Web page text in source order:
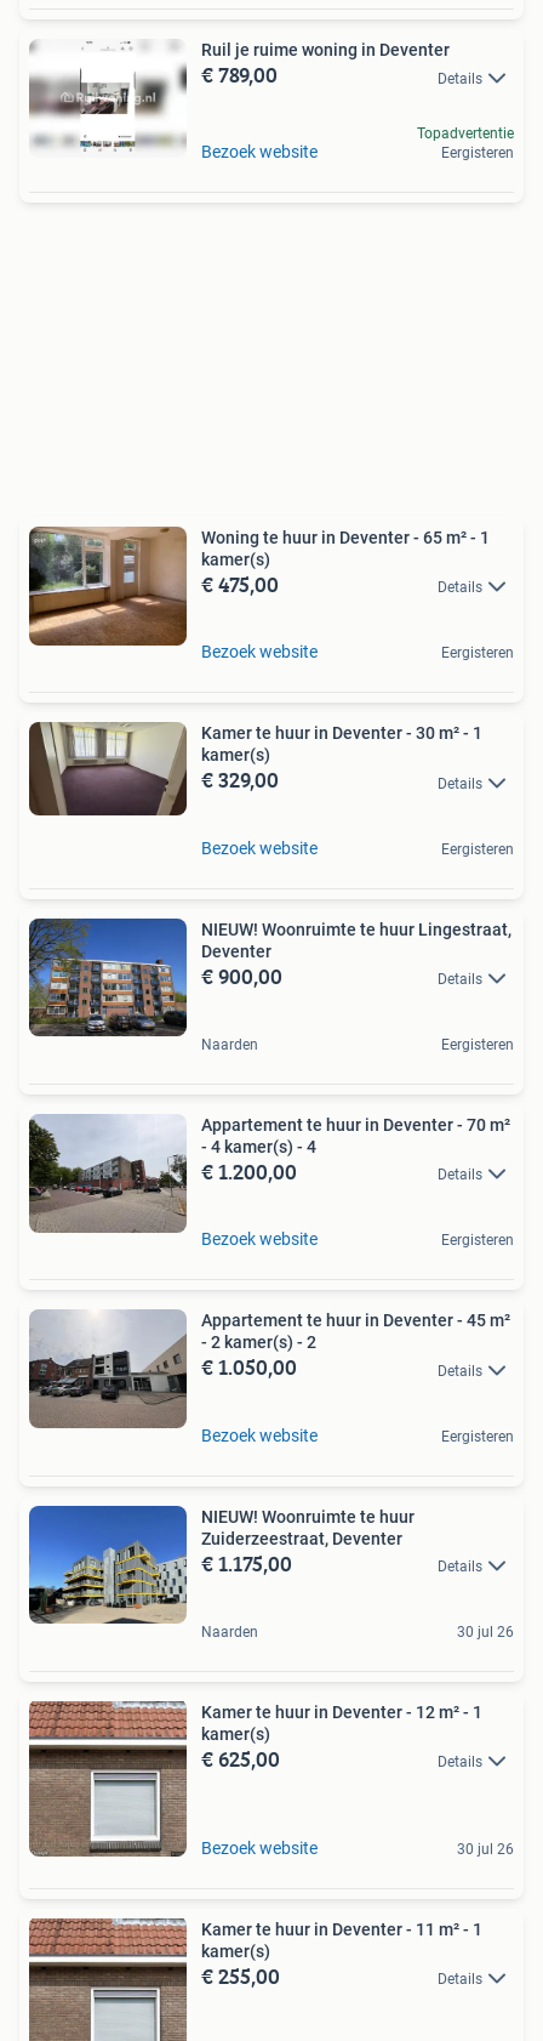
Ruil je ruime woning in Deventer
€ 789,00 Details
Bezoek website
Topadvertentie
Eergisteren
Woning te huur in Deventer - 65 m² - 1
kamer(s)
€ 475,00 Details
Bezoek website Eergisteren
Kamer te huur in Deventer - 30 m² - 1
kamer(s)
€ 329,00 Details
Bezoek website Eergisteren
NIEUW! Woonruimte te huur Lingestraat,
Deventer
€ 900,00 Details
Naarden Eergisteren
Appartement te huur in Deventer - 70 m²
- 4 kamer(s) - 4
€ 1.200,00 Details
Bezoek website Eergisteren
Appartement te huur in Deventer - 45 m²
- 2 kamer(s) - 2
€ 1.050,00 Details
Bezoek website Eergisteren
NIEUW! Woonruimte te huur
Zuiderzeestraat, Deventer
€ 1.175,00 Details
Naarden 30 jul 26
Kamer te huur in Deventer - 12 m² - 1
kamer(s)
€ 625,00 Details
Bezoek website 30 jul 26
Kamer te huur in Deventer - 11 m² - 1
kamer(s)
€ 255,00 Details